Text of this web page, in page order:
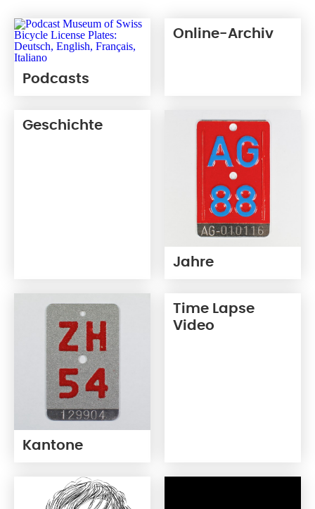
Podcasts
Online-Archiv
Geschichte
Jahre
Kantone
Time Lapse
Video